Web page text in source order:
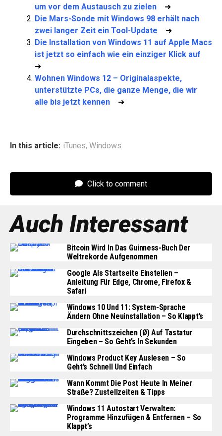
um vor dem Austausch zu zielen ➜
Die Mars-Sonde mit Windows 98 erhält nach
zwei langer Zeit ein Tool-Update ➜
Die Installation von Windows 11 auf Apple Macs
ist jetzt so einfach wie ein einziger Klick auf
➜
Wohnen Windows 12 – Originalaspekte,
unterstützte PCs, die ganze Menge, die wir
alle bis jetzt kennen ➜
In this article: iTunes, Windows
Click to comment
Auch Interessant
Bitcoin Wird In Das Guinness-Buch Der
Weltrekorde Aufgenommen
Google Als Startseite Einstellen –
Anleitung Für Edge, Chrome, Firefox &
Safari
Windows 10 Und 11: System-Sprache
Ändern Ohne Neuinstallation – So Klappt’s
Durchschnittszeichen (Ø) Auf Tastatur
Eingeben – So Geht’s In Sekunden
Windows Product Key Auslesen – So
Geht’s Schnell Und Einfach
Wann Kommt Die Post Heute In Meiner
Straße? Zustellzeiten & Tipps
Windows 11 Autostart Verwalten:
Programme Hinzufügen & Entfernen – So
Klappt’s